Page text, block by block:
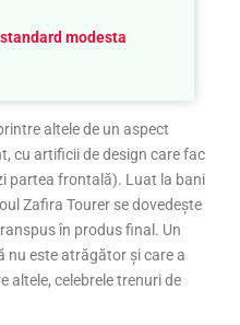
modesta
altele de un aspect
cu artificii de design care fac
partea frontală). Luat la bani
Zafira Tourer se dovedește
în produs final. Un
nu este atrăgător și care a
altele, celebrele trenuri de